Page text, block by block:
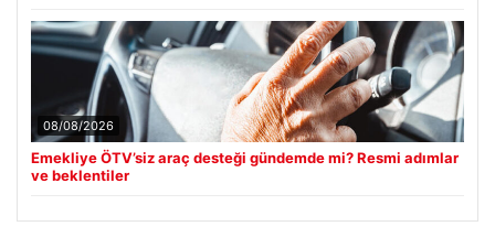
08/08/2026
Emekliye ÖTV’siz araç desteği gündemde mi? Resmi adımlar
ve beklentiler